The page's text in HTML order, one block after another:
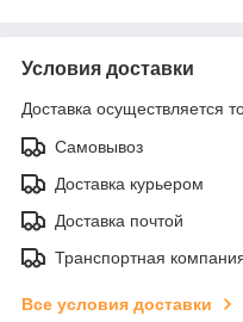
Условия доставки
Доставка осуществляется
Самовывоз
Доставка курьером
Доставка почтой
Транспортная
Все условия доставки